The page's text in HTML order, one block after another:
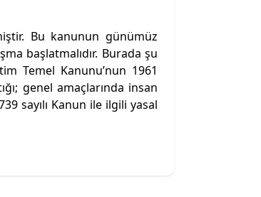
Bu kanunun günümüz
başlatmalıdır. Burada şu
Temel Kanunu’nun 1961
genel amaçlarında insan
sayılı Kanun ile ilgili yasal